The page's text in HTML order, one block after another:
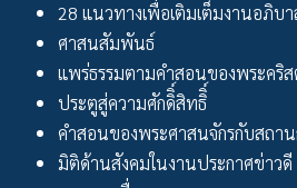
28 แนวทางเพื่อเติมเต็มงานอภิบ
ศาสนสัมพันธ์
แพร่ธรรมตามคำสอนของพระคริส
ประตูสู่ความศักดิิ์สิทธิิ์
คำสอนของพระศาสนจักรกับสถา
มิติด้านสังคมในงานประกาศข่าวดี